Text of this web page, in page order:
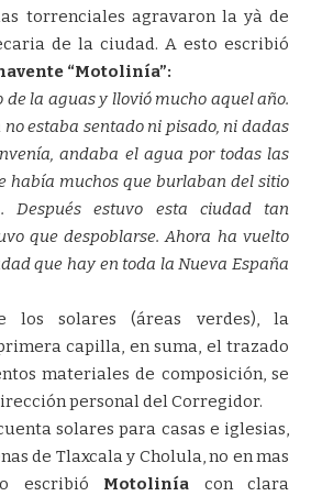
torrenciales agravaron la yà de
de la ciudad. A esto escribió
“Motolinía”:
de la aguas y llovió mucho aquel año.
no estaba sentado ni pisado, ni dadas
andaba el agua por todas las
había muchos que burlaban del sitio
estuvo esta ciudad tan
que despoblarse. Ahora ha vuelto
que hay en toda la Nueva España
los solares (áreas verdes), la
capilla, en suma, el trazado
materiales de composición, se
personal del Corregidor.
solares para casas e iglesias,
de Tlaxcala y Cholula, no en mas
escribió Motolinía con clara